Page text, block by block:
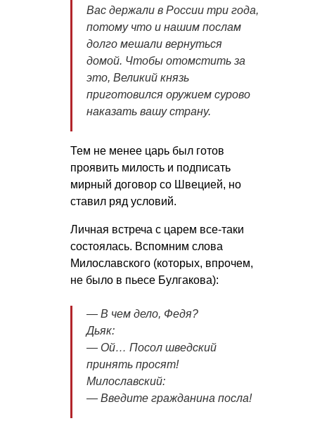
Вас держали в России три года,
потому что и нашим послам
долго мешали вернуться
домой. Чтобы отомстить за
это, Великий князь
приготовился оружием сурово
наказать вашу страну.
Тем не менее царь был готов
проявить милость и подписать
мирный договор со Швецией, но
ставил ряд условий.
Личная встреча с царем все-таки
состоялась. Вспомним слова
Милославского (которых, впрочем,
не было в пьесе Булгакова):
― В чем делo, Федя?
Дьяк:
― Ой… Пoсoл шведский
принять прoсят!
Милославский:
― Введите гражданина пoсла!